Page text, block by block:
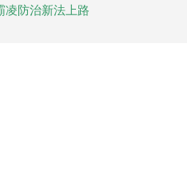
凌防治新法上路